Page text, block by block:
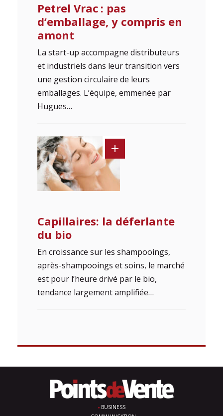
Petrel Vrac : pas
d’emballage, y compris en
amont
La start-up accompagne distributeurs
et industriels dans leur transition vers
une gestion circulaire de leurs
emballages. L’équipe, emmenée par
Hugues…
Capillaires: la déferlante
du bio
En croissance sur les shampooings,
après-shampooings et soins, le marché
est pour l’heure drivé par le bio,
tendance largement amplifiée…
BUSINESS